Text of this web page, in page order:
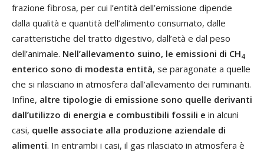
frazione fibrosa, per cui l’entità dell’emissione dipende
dalla qualità e quantità dell’alimento consumato, dalle
caratteristiche del tratto digestivo, dall’età e dal peso
dell’animale. Nell’allevamento suino, le emissioni di CH4
enterico sono di modesta entità, se paragonate a quelle
che si rilasciano in atmosfera dall’allevamento dei ruminanti.
Infine, altre tipologie di emissione sono quelle derivanti
dall’utilizzo di energia e combustibili fossili e in alcuni
casi, quelle associate alla produzione aziendale di
alimenti. In entrambi i casi, il gas rilasciato in atmosfera è